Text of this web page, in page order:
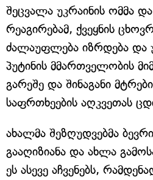
შეცვალა უკრაინის ომმა
რეაგირებამ, ქვეყნის
ძალაუფლება იზრდება და
პუტინის მმართველობის
გარეშე და შინაგანი
საფრთხეების აღკვეთას
ახალმა შეზღუდვებმა
გააღიზიანა და ახლა
ეს ასევე აჩვენებს,